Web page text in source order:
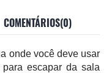
COMENTÁRIOS(0)
onde você deve usar
escapar da sala